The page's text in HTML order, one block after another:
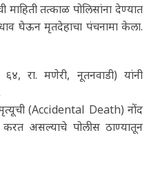
तत्काळ पोलिसांना देण्यात
घेऊन मृतदेहाचा पंचनामा केला.
रा. मणेरी, नूतनवाडी) यांनी
मृत्यूची (Accidental Death) नोंद
असल्याचे पोलीस ठाण्यातून